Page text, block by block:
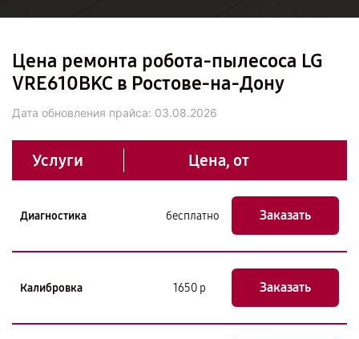
Цена ремонта робота-пылесоса LG
VRE610BKC в Ростове-на-Дону
Дата обновления прайса: 03.08.2026
Услуги Цена, от
Диагностика бесплатно Заказать
Калибровка 1650 р Заказать